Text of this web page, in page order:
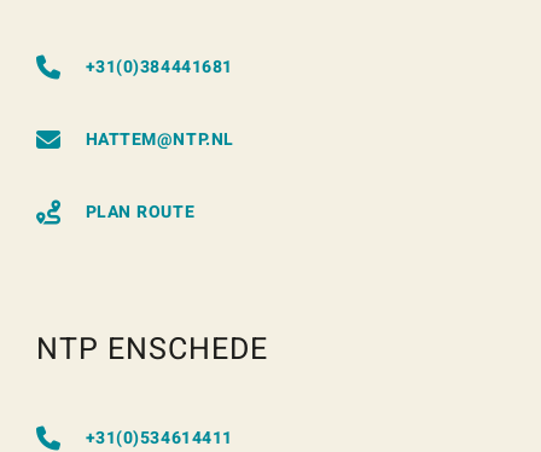
+31(0)384441681
HATTEM@NTP.NL
PLAN ROUTE
NTP ENSCHEDE
+31(0)534614411